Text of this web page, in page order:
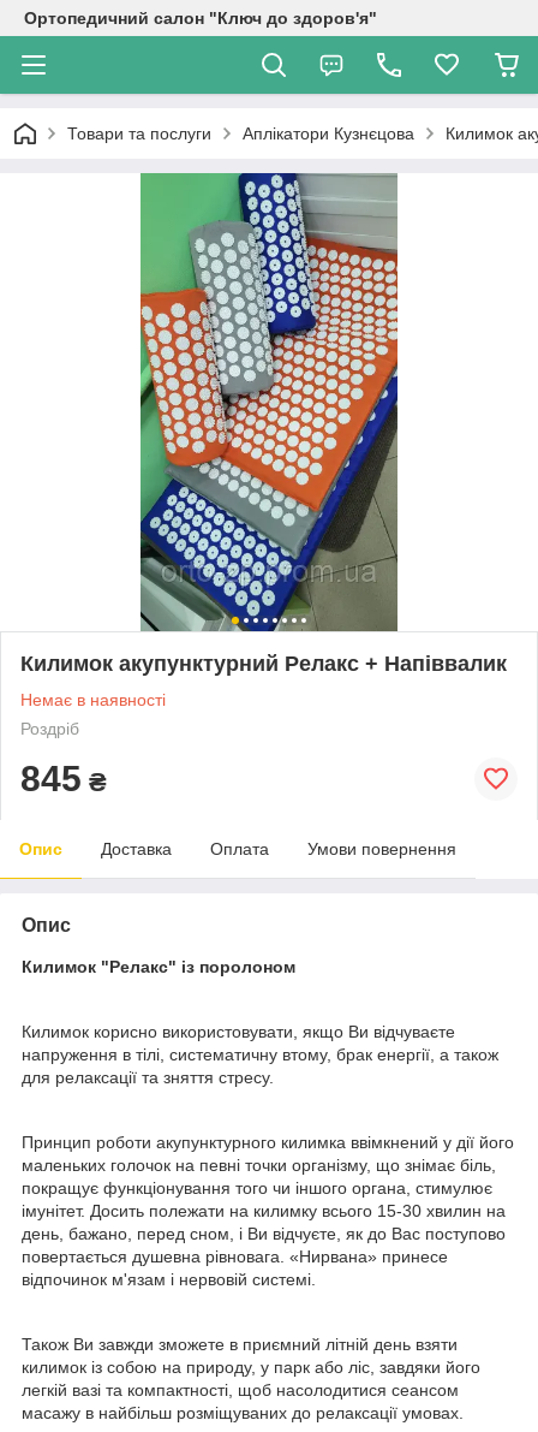
Ортопедичний салон "Ключ до здоров'я"
Товари та послуги Аплікатори Кузнєцова Килимок
Килимок акупунктурний Релакс + Напіввалик
Немає в наявності
Роздріб
845 ₴
Опис Доставка Оплата Умови повернення
Опис
Килимок "Релакс" із поролоном
Килимок корисно використовувати, якщо Ви відчуваєте
напруження в тілі, систематичну втому, брак енергії, а також
для релаксації та зняття стресу.
Принцип роботи акупунктурного килимка ввімкнений у дії його
маленьких голочок на певні точки організму, що знімає біль,
покращує функціонування того чи іншого органа, стимулює
імунітет. Досить полежати на килимку всього 15-30 хвилин на
день, бажано, перед сном, і Ви відчуєте, як до Вас поступово
повертається душевна рівновага. «Нирвана» принесе
відпочинок м'язам і нервовій системі.
Також Ви завжди зможете в приємний літній день взяти
килимок із собою на природу, у парк або ліс, завдяки його
легкій вазі та компактності, щоб насолодитися сеансом
масажу в найбільш розміщуваних до релаксації умовах.